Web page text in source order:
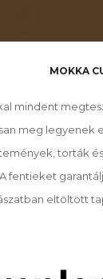
MOKKA
mindent
meg legyenek
torták
fentieket
eltöltött